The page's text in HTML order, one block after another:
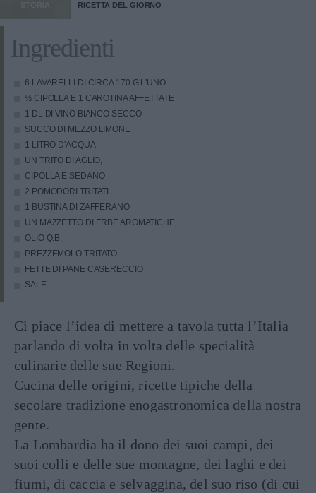
STORIA RICETTA DEL GIORNO
Ingredienti
6 LAVARELLI DI CIRCA 170 G L'UNO
½ CIPOLLA E 1 CAROTINA AFFETTATE
1 DL DI VINO BIANCO SECCO
SUCCO DI MEZZO LIMONE
1 LITRO D'ACQUA
UN TRITO DI AGLIO,
CIPOLLA E SEDANO
2 POMODORI TRITATI
1 BUSTINA DI ZAFFERANO
UN MAZZETTO DI ERBE AROMATICHE
OLIO Q.B.
PREZZEMOLO TRITATO
FETTE DI PANE CASERECCIO
SALE
Ci piace l’idea di mettere a tavola tutta l’Italia
parlando di volta in volta delle specialità
culinarie delle sue Regioni.
Cucina delle origini, ricette tipiche della
secolare tradizione enogastronomica della nostra
gente.
La Lombardia ha il dono dei suoi campi, dei
suoi colli e delle sue montagne, dei laghi e dei
fiumi, di caccia e selvaggina, del suo riso (di cui